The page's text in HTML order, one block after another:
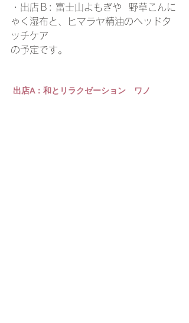
・出店Ｂ: 富士山よもぎや  野草こんに
ゃく湿布と、ヒマラヤ精油のヘッドタ
ッチケア
の予定です。
出店A：和とリラクゼーション　ワノ